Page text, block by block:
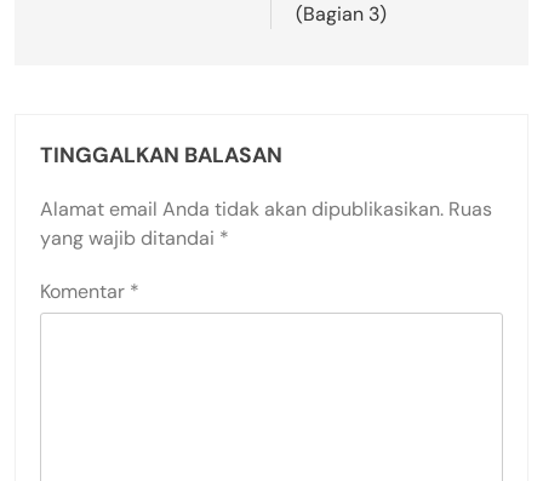
(Bagian 3)
TINGGALKAN BALASAN
Alamat email Anda tidak akan dipublikasikan. Ruas
yang wajib ditandai *
Komentar *